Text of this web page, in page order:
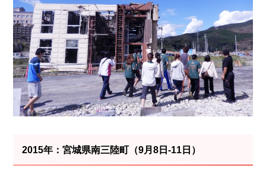
2015年：宮城県南三陸町（9月8日-11日）